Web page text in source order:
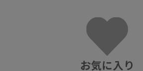
お気に入り